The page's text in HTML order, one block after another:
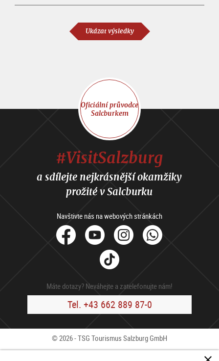
Ukázat výsledky
Oficiální průvodce
Salcburkem
#VisitSalzburg
a sdílejte nejkrásnější okamžiky
prožité v Salcburku
Navštivte nás na webových stránkách
facebook
YoutubeInstagram
Tik
Tok
Máte dotazy? Neváhejte a zatelefonujte nám!
Tel. +43 662 889 87-0
© 2026 - TSG Tourismus Salzburg GmbH